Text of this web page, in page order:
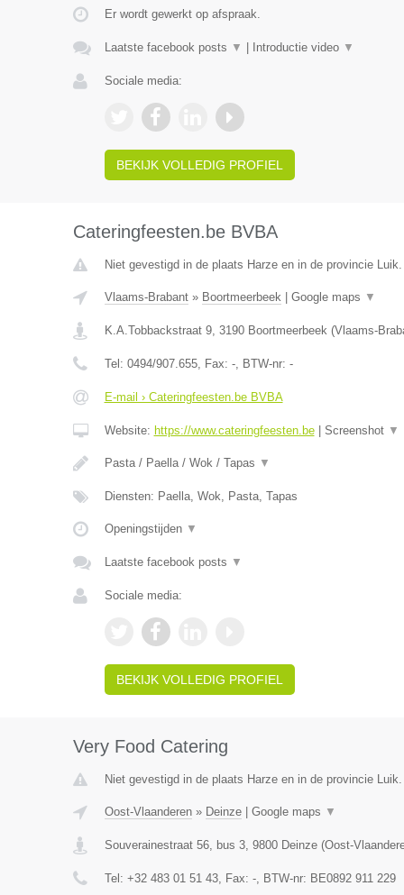
Er wordt gewerkt op afspraak.
Laatste facebook posts ▼ Introductie video ▼
Sociale media:
BEKIJK VOLLEDIG PROFIEL
Cateringfeesten.be BVBA
Niet gevestigd in de plaats Harze en in de provincie Luik.
Vlaams-Brabant» Boortmeerbeek| Google maps ▼
K.A.Tobbackstraat 9, 3190 Boortmeerbeek(Vlaams-
Tel: 0494/907.655, Fax: -, BTW-nr: -
E-mail › Cateringfeesten.be BVBA
Website: https://www.cateringfeesten.be| Screenshot ▼
Pasta / Paella / Wok / Tapas ▼
Diensten: Paella, Wok, Pasta, Tapas
Openingstijden ▼
Laatste facebook posts ▼
Sociale media:
BEKIJK VOLLEDIG PROFIEL
Very Food Catering
Niet gevestigd in de plaats Harze en in de provincie Luik.
Oost-Vlaanderen» Deinze| Google maps ▼
Souverainestraat 56, bus 3, 9800 Deinze(Oost-
Tel: +32 483 01 51 43, Fax: -, BTW-nr: BE0892 911 229